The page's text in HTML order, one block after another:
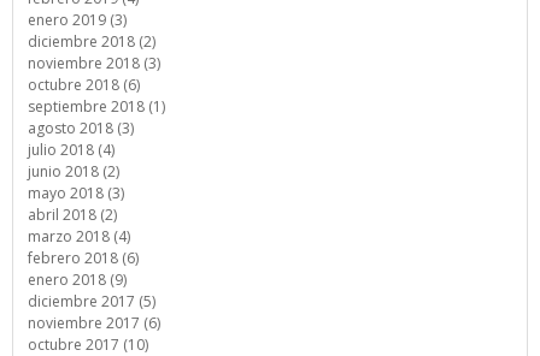
enero 2019 (3)
diciembre 2018 (2)
noviembre 2018 (3)
octubre 2018 (6)
septiembre 2018 (1)
agosto 2018 (3)
julio 2018 (4)
junio 2018 (2)
mayo 2018 (3)
abril 2018 (2)
marzo 2018 (4)
febrero 2018 (6)
enero 2018 (9)
diciembre 2017 (5)
noviembre 2017 (6)
octubre 2017 (10)